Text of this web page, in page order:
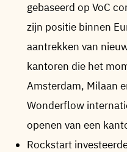
gebaseerd op VoC
zijn positie binnen
aantrekken van
kantoren die het
Amsterdam, Milaan
Wonderflow
openen van een
Rockstart